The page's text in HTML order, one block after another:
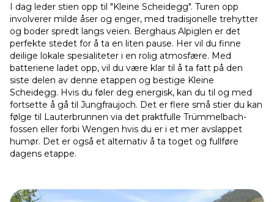
I dag leder stien opp til "Kleine Scheidegg". Turen opp
involverer milde åser og enger, med tradisjonelle trehytter
og boder spredt langs veien. Berghaus Alpiglen er det
perfekte stedet for å ta en liten pause. Her vil du finne
deilige lokale spesialiteter i en rolig atmosfære. Med
batteriene ladet opp, vil du være klar til å ta fatt på den
siste delen av denne etappen og bestige Kleine
Scheidegg. Hvis du føler deg energisk, kan du til og med
fortsette å gå til Jungfraujoch. Det er flere små stier du kan
følge til Lauterbrunnen via det praktfulle Trümmelbach-
fossen eller forbi Wengen hvis du er i et mer avslappet
humør. Det er også et alternativ å ta toget og fullføre
dagens etappe.